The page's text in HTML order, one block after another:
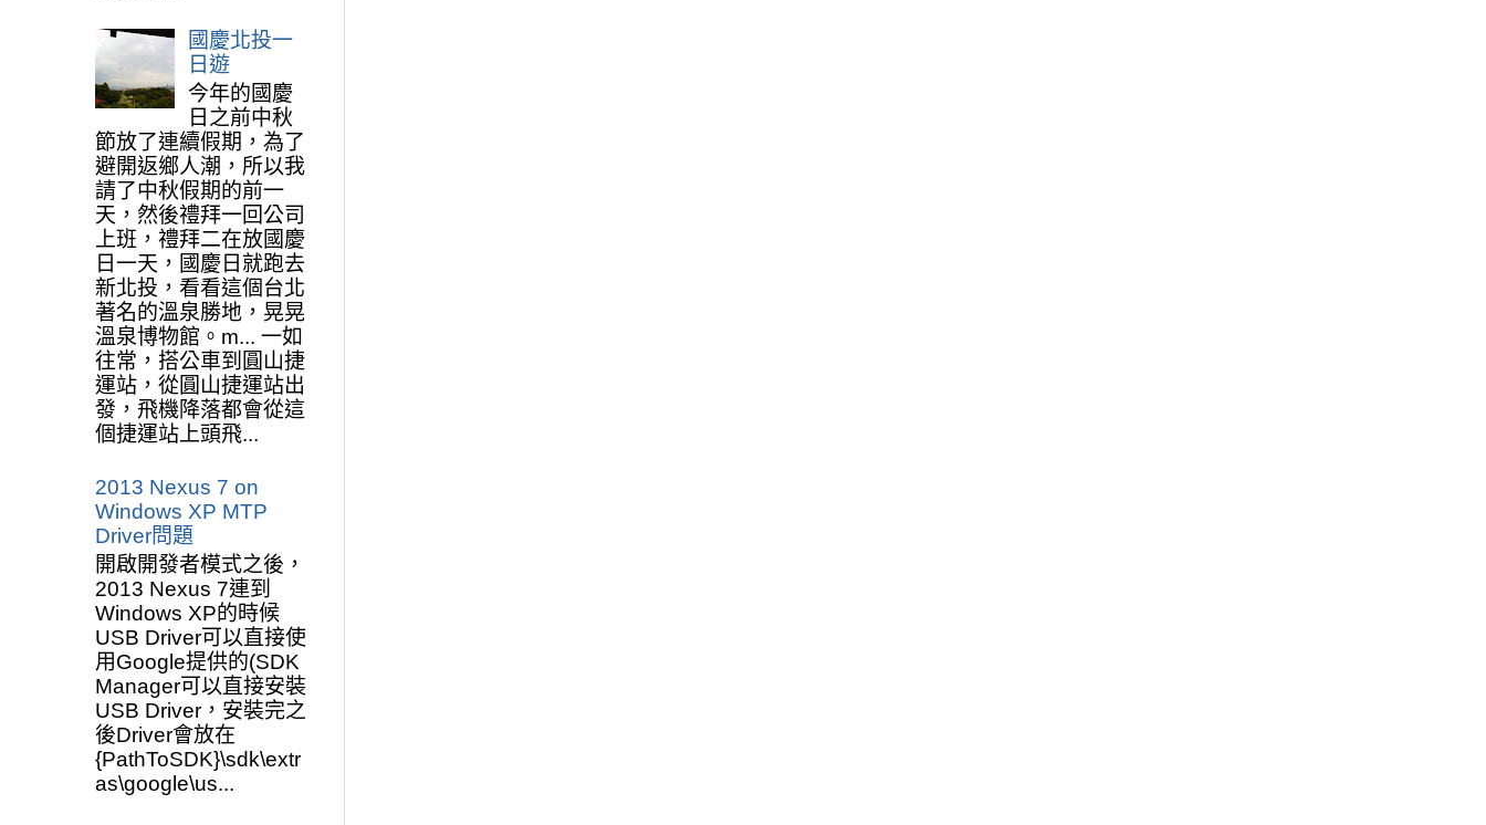
國慶北投一
日遊
今年的國慶
日之前中秋
節放了連續假期，為了
避開返鄉人潮，所以我
請了中秋假期的前一
天，然後禮拜一回公司
上班，禮拜二在放國慶
日一天，國慶日就跑去
新北投，看看這個台北
著名的溫泉勝地，晃晃
溫泉博物館。m... 一如
往常，搭公車到圓山捷
運站，從圓山捷運站出
發，飛機降落都會從這
個捷運站上頭飛...
2013 Nexus 7 on
Windows XP MTP
Driver問題
開啟開發者模式之後，
2013 Nexus 7連到
Windows XP的時候
USB Driver可以直接使
用Google提供的(SDK
Manager可以直接安裝
USB Driver，安裝完之
後Driver會放在
{PathToSDK}\sdk\extr
as\google\us...